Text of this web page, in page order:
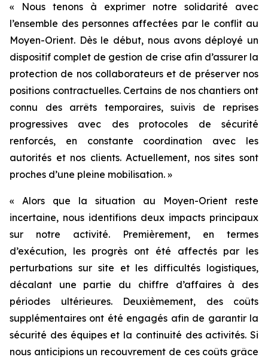
« Nous tenons à exprimer notre solidarité avec
l’ensemble des personnes affectées par le conflit au
Moyen-Orient. Dès le début, nous avons déployé un
dispositif complet de gestion de crise afin d’assurer la
protection de nos collaborateurs et de préserver nos
positions contractuelles. Certains de nos chantiers ont
connu des arrêts temporaires, suivis de reprises
progressives avec des protocoles de sécurité
renforcés, en constante coordination avec les
autorités et nos clients. Actuellement, nos sites sont
proches d’une pleine mobilisation. »
« Alors que la situation au Moyen-Orient reste
incertaine, nous identifions deux impacts principaux
sur notre activité. Premièrement, en termes
d’exécution, les progrès ont été affectés par les
perturbations sur site et les difficultés logistiques,
décalant une partie du chiffre d’affaires à des
périodes ultérieures. Deuxièmement, des coûts
supplémentaires ont été engagés afin de garantir la
sécurité des équipes et la continuité des activités. Si
nous anticipions un recouvrement de ces coûts grâce